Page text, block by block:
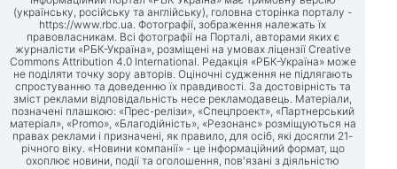
(українську, російську та англійську), головна сторінка порталу -
https://www.rbc.ua. Фотографії, зображення належать їх
правовласникам. Всі фотографії на Порталі, авторами яких є
журналісти «РБК-Україна», розміщені на умовах ліцензії Creative
Commons Attribution 4.0 International. Редакція «РБК-Україна» може
не поділяти точку зору авторів. Оціночні судження не підлягають
спростуванню та доведенню їх правдивості. За достовірність та
зміст реклами відповідальність несе рекламодавець. Матеріали,
позначені плашкою: «Прес-релізи», «Спецпроект», «Партнерський
матеріал», «Promo», «Благодійність», «Резонанс» розміщуються на
правах реклами і призначені, як правило, для осіб, які досягли 21-
річного віку. «Новини компанії» - це інформаційний формат, що
охоплює новини, події та оголошення, пов'язані з діяльністю